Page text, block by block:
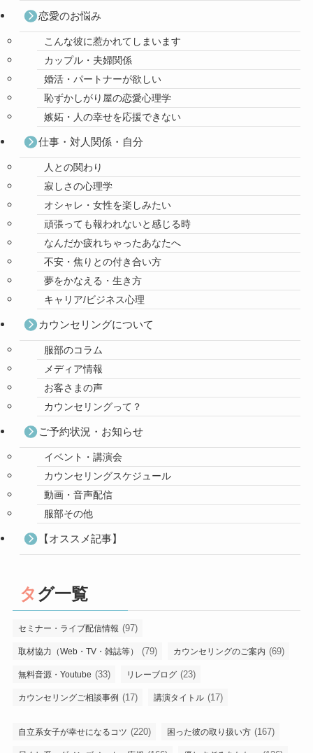
恋愛のお悩み
こんな彼に惹かれてしまいます
カップル・夫婦関係
婚活・パートナーが欲しい
恥ずかしがり屋の恋愛心理学
嫉妬・人の幸せを応援できない
仕事・対人関係・自分
人との関わり
寂しさの心理学
オシャレ・女性を楽しみたい
頑張っても報われないと感じる時
なんだか疲れちゃったあなたへ
不安・焦りとの付き合い方
夢をかなえる・生き方
キャリア/ビジネス心理
カウンセリングについて
服部のコラム
メディア情報
お客さまの声
カウンセリングって？
ご予約状況・お知らせ
イベント・講演会
カウンセリングスケジュール
動画・音声配信
服部その他
【オススメ記事】
タグ一覧
セミナー・ライブ配信情報 (97)
取材協力（Web・TV・雑誌等） (79) カウンセリングのご案内 (69)
無料音源・Youtube (33) リレーブログ (23)
カウンセリングご相談事例 (17) 講演タイトル (17)
自立系女子が幸せになるコツ (220) 困った彼の取り扱い方 (167)